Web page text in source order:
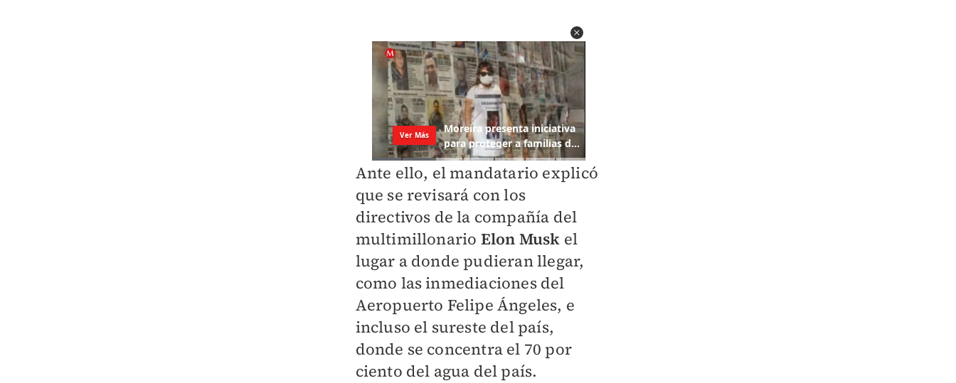
Ante ello, el mandatario explicó
que se revisará con los
directivos de la compañía del
multimillonario Elon Musk el
lugar a donde pudieran llegar,
como las inmediaciones del
Aeropuerto Felipe Ángeles, e
incluso el sureste del país,
donde se concentra el 70 por
ciento del agua del país.